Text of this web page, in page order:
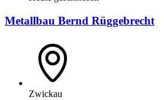
Metallbau Bernd Rüggebrecht
Zwickau